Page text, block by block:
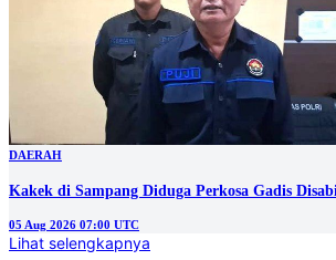
DAERAH
Kakek di Sampang Diduga Perkosa Gadis
05 Aug 2026 07:00 UTC
Lihat selengkapnya